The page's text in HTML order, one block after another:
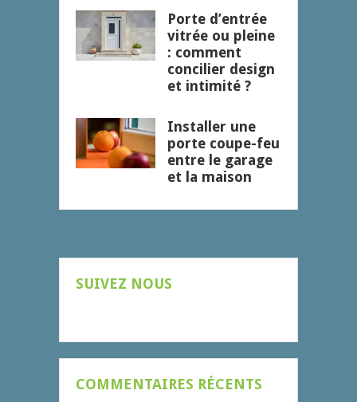
Porte d’entrée
vitrée ou pleine
: comment
concilier design
et intimité ?
Installer une
porte coupe-feu
entre le garage
et la maison
SUIVEZ NOUS
COMMENTAIRES RÉCENTS